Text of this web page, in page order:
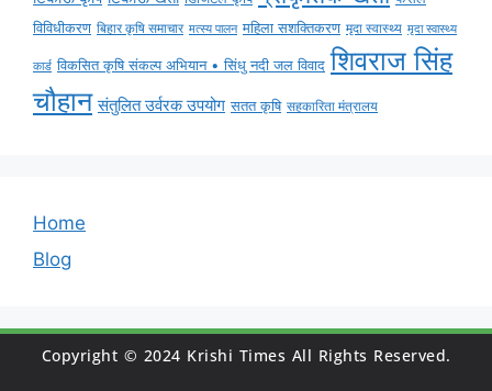
विविधीकरण बिहार कृषि समाचार मत्स्य पालन महिला सशक्तिकरण मृदा स्वास्थ्य मृदा स्वास्थ्य
कार्ड विकसित कृषि संकल्प अभियान • सिंधु नदी जल विवाद शिवराज सिंह
चौहान संतुलित उर्वरक उपयोग सतत कृषि सहकारिता मंत्रालय
Home
Blog
Copyright © 2024 Krishi Times All Rights Reserved.